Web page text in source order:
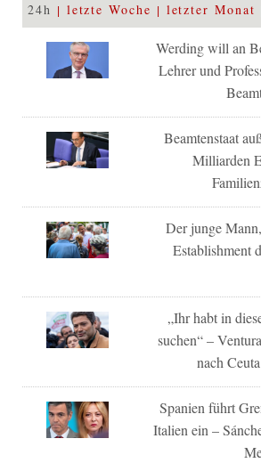
24h letzte Woche letzter Monat
Werding will an
Lehrer und
Beamtenstaat
Milliarden
Der junge
Establishment
„Ihr habt in
suchen“ –
nach
Spanien führt
Italien ein –